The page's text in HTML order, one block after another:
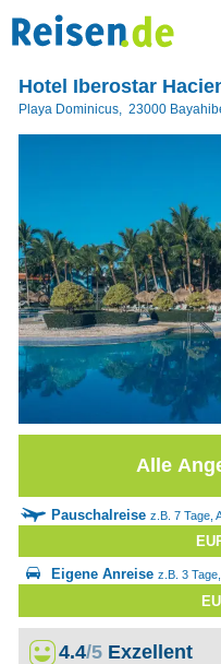
Hotel Iberostar
Playa Dominicus, 23000
Alle
Pauschalreise z.B. 7 Tage,
Eigene Anreise z.B. 3
4.4/5 Exzellent